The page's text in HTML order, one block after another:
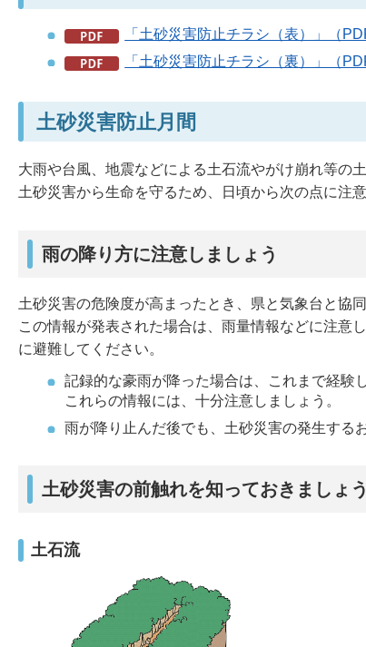
「土砂災害防止チラシ（表）」（
「土砂災害防止チラシ（裏）」（
土砂災害防止月間
大雨や台風、地震などによる土石流やがけ崩れ等の
土砂災害から生命を守るため、日頃から次の点に注
雨の降り方に注意しましょう
土砂災害の危険度が高まったとき、県と気象台と協
この情報が発表された場合は、雨量情報などに注意
に避難してください。
記録的な豪雨が降った場合は、これまで経験
これらの情報には、十分注意しましょう。
雨が降り止んだ後でも、土砂災害の発生する
土砂災害の前触れを知っておきましょう
土石流